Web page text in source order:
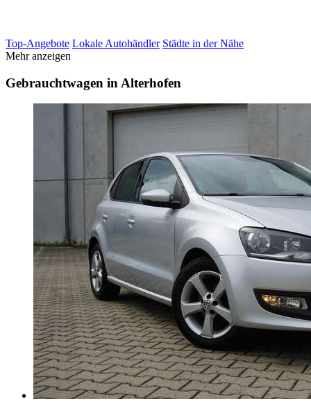
Top-Angebote Lokale Autohändler Städte in der Nähe
Mehr anzeigen
Gebrauchtwagen in Alterhofen